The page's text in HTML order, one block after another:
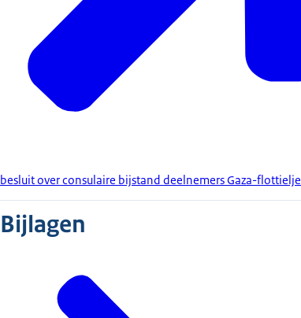
besluit over consulaire bijstand deelnemers Gaza-flottielje
Bijlagen